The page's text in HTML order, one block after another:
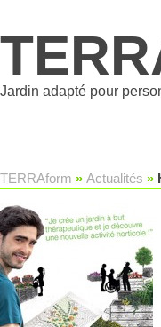
Jardin adapté pour
TERRAform » Actualités »